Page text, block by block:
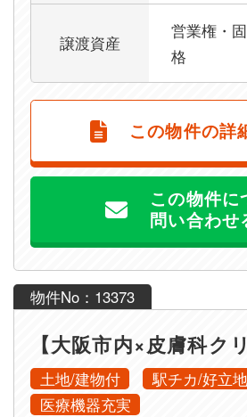
譲渡資産
営業権・
格
この物件の詳
この物件に
問い合わせ
物件No：13373
【大阪市内×皮膚科ク
土地/建物付
駅チカ/好立地
医療機器充実